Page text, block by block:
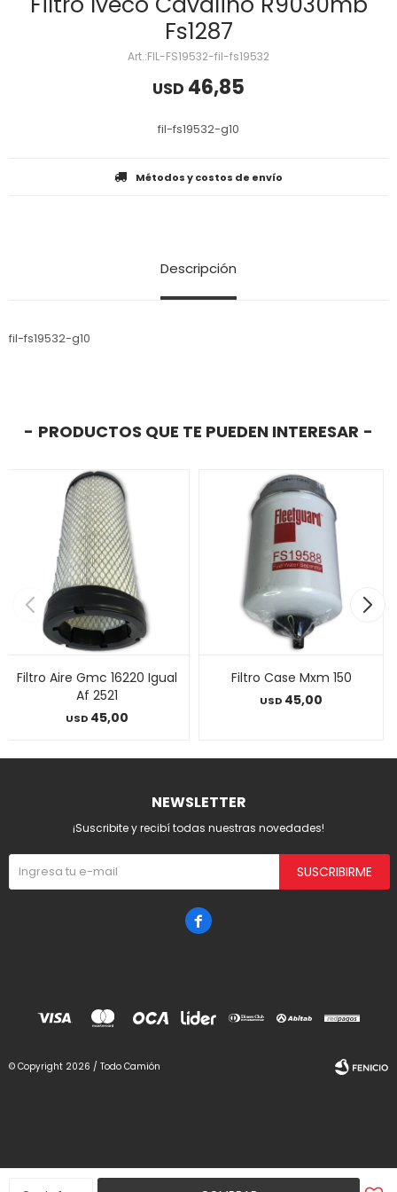
Fs1287
FIL-FS19532-fil-fs19532
USD 46,85
fil-fs19532-g10
Métodos y costos de envío
Descripción
fil-fs19532-g10
PRODUCTOS QUE TE PUEDEN INTERESAR
Filtro Aire Gmc 16220 Igual
Af 2521
USD 45,00
Filtro Case Mxm 150
USD 45,00
NEWSLETTER
¡Suscribite y recibí todas nuestras novedades!
SUSCRIBIRME

© Copyright 2026 / Todo Camión
Fenicio